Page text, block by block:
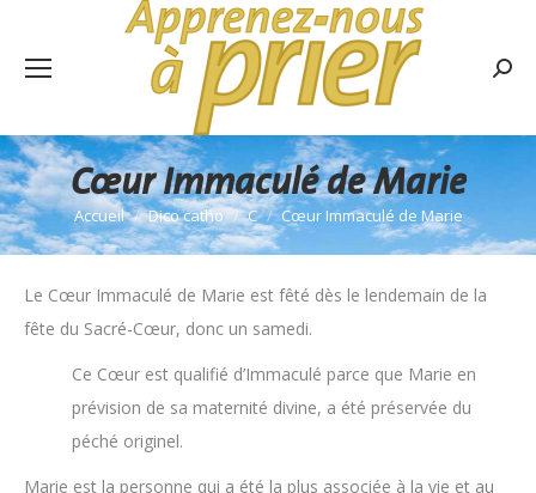
Cœur Immaculé de Marie
Vous êtes ici :
Accueil Dico catho C Cœur Immaculé de Marie
Le Cœur Immaculé de Marie est fêté dès le lendemain de la
fête du Sacré-Cœur, donc un samedi.
Ce Cœur est qualifié d’Immaculé parce que Marie en
prévision de sa maternité divine, a été préservée du
péché originel.
Marie est la personne qui a été la plus associée à la vie et au